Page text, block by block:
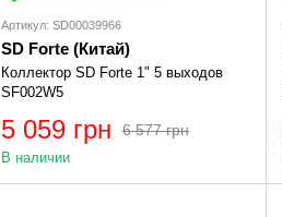
Артикул: SD00039966
SD Forte (Китай)
Коллектор SD Forte 1" 5 выходов
SF002W5
6 577 грн
5 059 грн
В наличии